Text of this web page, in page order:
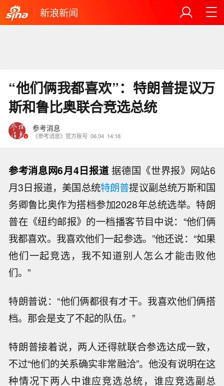
新浪新闻
“他们俩我都喜欢”：特朗普提议万
斯和鲁比奥联合竞选总统
参考消息
《参考消息》官方账号 06.04 14:18
参考消息网6月4日报道据德国《世界报》网站6
月3日报道，美国总统特朗普提议副总统万斯和国
务卿鲁比奥作为搭档参加2028年总统选举。特朗
普在《纽约邮报》的一档播客节目中说：“他们俩
我都喜欢。我喜欢他们一起参选。”他还说：“如果
他们一起竞选，我不知道别人怎么才能击败他
们。”
特朗普说：“他们俩都很有才干。我喜欢他们俩搭
档。那会是支了不起的队伍。”
特朗普接着说，两人还得就联合参选达成一致，
不过“他们的关系确实非常融洽”。他没有说明在这
种情况下两人中谁应竞选总统，谁应竞选副总